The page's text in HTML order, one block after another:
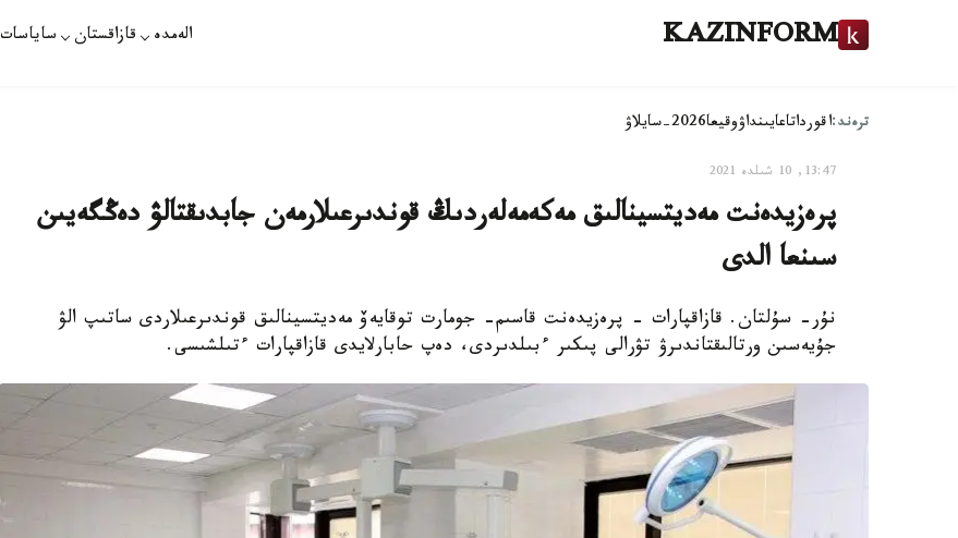
KAZINFORM الەمدە قازاقستان ساياسات
ترەند:اقورداتاعايىنداۋوقيعا2026-سايلاۋ
13:47, 10 شىلدە 2021
پرەزيدەنت مەديتسينالىق مەكەمەلەردىڭ قوندىرعىلارمەن جابدىقتالۋ دەڭگەيىن
سىنعا الدى
نۇر- سۇلتان. قازاقپارات - پرەزيدەنت قاسىم- جومارت توقايەۆ مەديتسينالىق قوندىرعىلاردى ساتىپ الۋ
جۇيەسىن ورتالىقتاندىرۋ تۋرالى پىكىر ءبىلدىردى، دەپ حابارلايدى قازاقپارات ءتىلشىسى.